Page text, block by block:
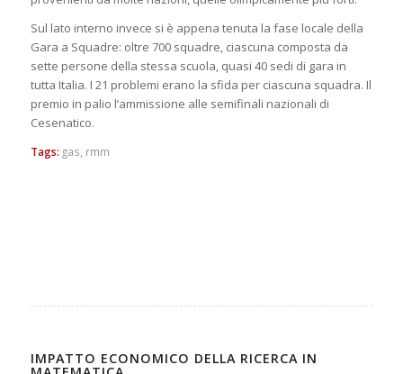
Sul lato interno invece si è appena tenuta la fase locale della
Gara a Squadre: oltre 700 squadre, ciascuna composta da
sette persone della stessa scuola, quasi 40 sedi di gara in
tutta Italia. I 21 problemi erano la sfida per ciascuna squadra. Il
premio in palio l’ammissione alle semifinali nazionali di
Cesenatico.
Tags: gas, rmm
IMPATTO ECONOMICO DELLA RICERCA IN